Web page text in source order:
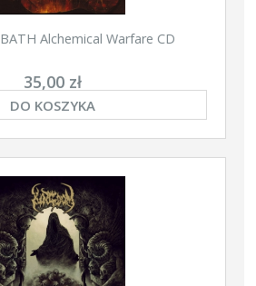
Alchemical Warfare CD
35,00 zł
DO KOSZYKA